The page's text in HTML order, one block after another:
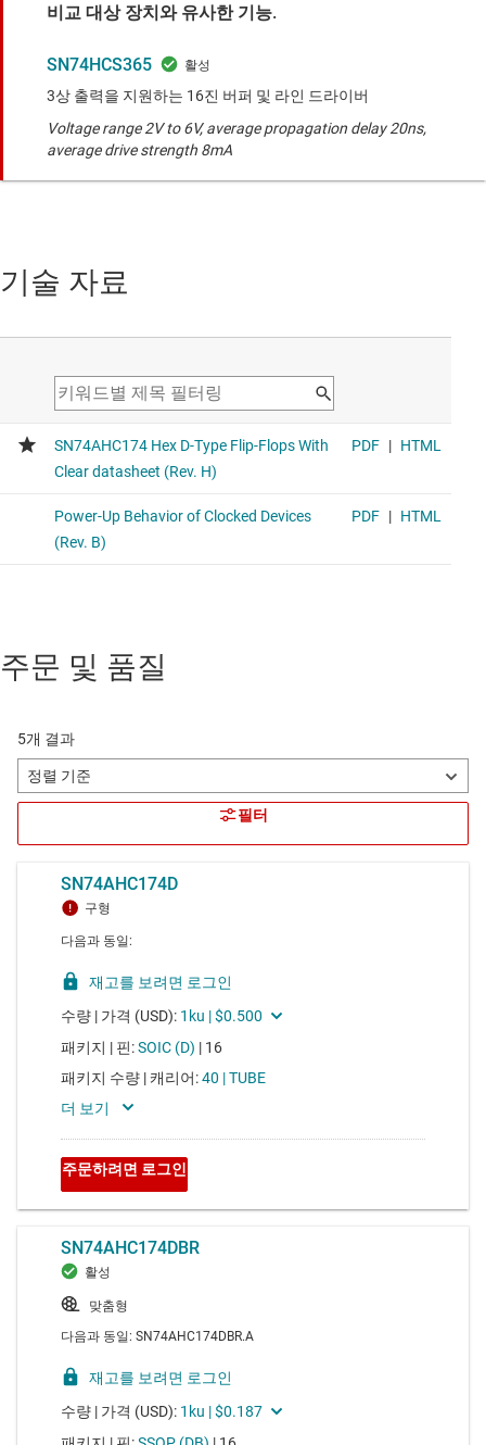
비교 대상 장치와 유사한 기능.
SN74HCS365
3상 출력을 지원하는 16진 버퍼 및 라인 드라이버
Voltage range 2V to 6V, average propagation delay 20ns,
average drive strength 8mA
기술 자료
주문 및 품질